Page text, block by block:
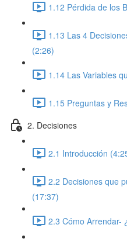
1.12 Pérdida de los
1.13 Las 4
(2:26)
1.14 Las Variables
1.15 Preguntas y
2. Decisiones
2.1 Introducción
2.2 Decisiones que
(17:37)
2.3 Cómo Arrendar-